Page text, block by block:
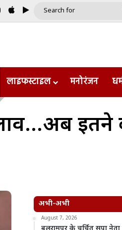
YouTube
AppleGoogle Play
लाइफस्टाइल मनोरंजन
अभी-अभी
August 7, 2026